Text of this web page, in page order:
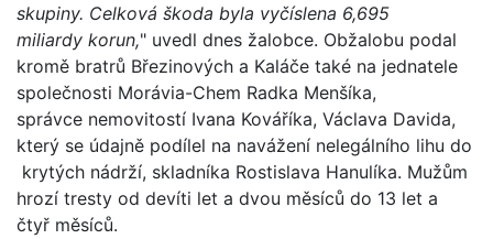
skupiny. Celková škoda byla vyčíslena 6,695
miliardy korun," uvedl dnes žalobce. Obžalobu podal
kromě bratrů Březinových a Kaláče také na jednatele
společnosti Morávia-Chem Radka Menšíka,
správce nemovitostí Ivana Kováříka, Václava Davida,
který se údajně podílel na navážení nelegálního lihu do
krytých nádrží, skladníka Rostislava Hanulíka. Mužům
hrozí tresty od devíti let a dvou měsíců do 13 let a
čtyř měsíců.